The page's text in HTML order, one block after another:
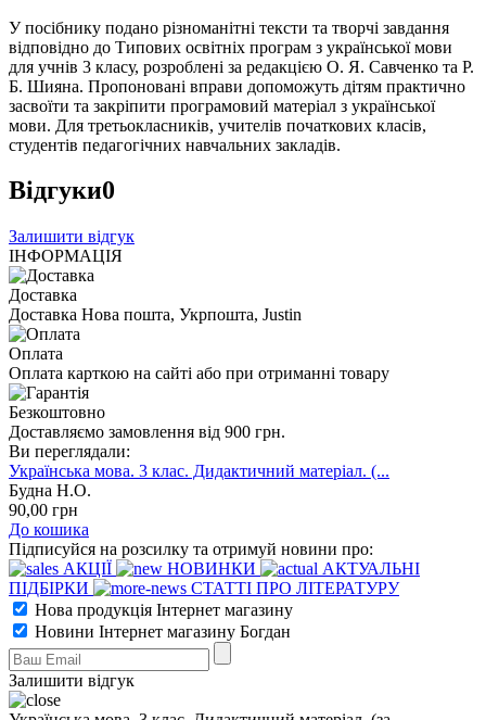
У посiбнику подано різноманітні тексти та творчi завдання
вiдповiдно до Типових освітніх програм з української мови
для учнiв 3 класу, розроблені за редакцією О. Я. Савченко та Р.
Б. Шияна. Пропонованi вправи допоможуть дiтям практично
засвоїти та закрiпити програмовий матерiал з української
мови. Для третьокласників, учителів початкових класiв,
студентiв педагогічних навчальних закладів.
Відгуки0
Залишити відгук
ІНФОРМАЦІЯ
Доставка
Доставка Нова пошта, Укрпошта, Justin
Оплата
Оплата карткою на сайті або при отриманні товару
Безкоштовно
Доставляємо замовлення від 900 грн.
Ви переглядали:
Українська мова. 3 клас. Дидактичний матеріал. (...
Будна Н.О.
90,00 грн
До кошика
Підписуйся на розсилку та отримуй новини про:
АКЦІЇ
НОВИНКИ
АКТУАЛЬНІ
ПІДБІРКИ
СТАТТІ ПРО ЛІТЕРАТУРУ
Нова продукція Інтернет магазину
Новини Інтернет магазину Богдан
Залишити відгук